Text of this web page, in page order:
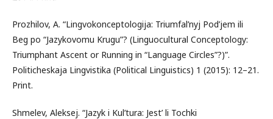
Prozhilov, A. “Lingvokonceptologija: Triumfal’nyj Pod’jem ili
Beg po “Jazykovomu Krugu”? (Linguocultural Conceptology:
Triumphant Ascent or Running in “Language Circles”?)”.
Politicheskaja Lingvistika (Political Linguistics) 1 (2015): 12–21.
Print.
Shmelev, Aleksej. “Jazyk i Kul’tura: Jest’ li Tochki